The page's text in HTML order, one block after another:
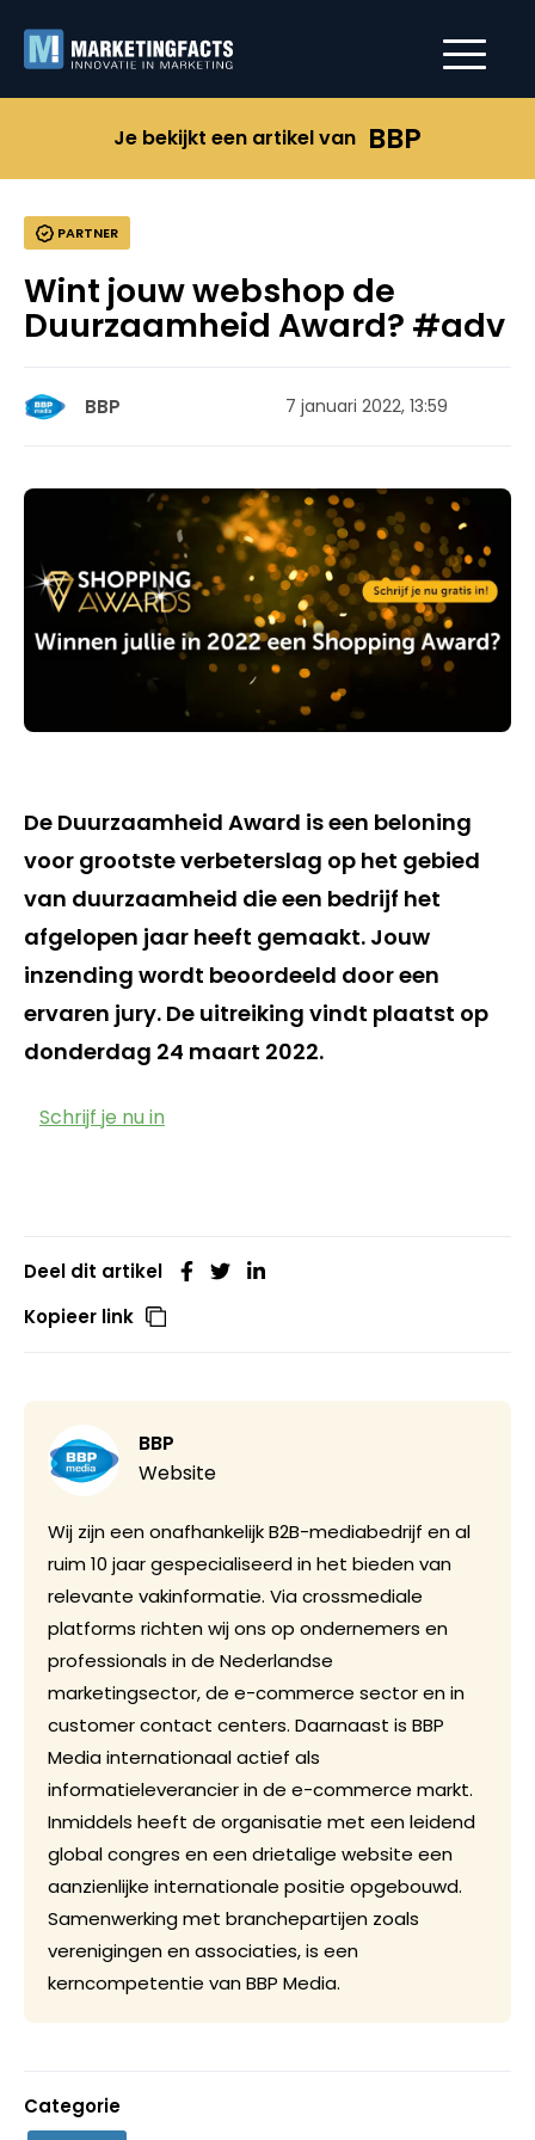
Je bekijkt een artikel van BBP
PARTNER
Wint jouw webshop de
Duurzaamheid Award? #adv
BBP 7 januari 2022, 13:59
De Duurzaamheid Award is een beloning
voor grootste verbeterslag op het gebied
van duurzaamheid die een bedrijf het
afgelopen jaar heeft gemaakt. Jouw
inzending wordt beoordeeld door een
ervaren jury. De uitreiking vindt plaatst op
donderdag 24 maart 2022.
Schrijf je nu in
Deel dit artikel
Kopieer link
BBP
Website
Wij zijn een onafhankelijk B2B-mediabedrijf en al
ruim 10 jaar gespecialiseerd in het bieden van
relevante vakinformatie. Via crossmediale
platforms richten wij ons op ondernemers en
professionals in de Nederlandse
marketingsector, de e-commerce sector en in
customer contact centers. Daarnaast is BBP
Media internationaal actief als
informatieleverancier in de e-commerce markt.
Inmiddels heeft de organisatie met een leidend
global congres en een drietalige website een
aanzienlijke internationale positie opgebouwd.
Samenwerking met branchepartijen zoals
verenigingen en associaties, is een
kerncompetentie van BBP Media.
Categorie